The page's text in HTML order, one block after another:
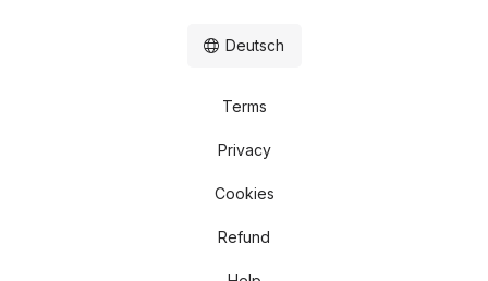
Terms
Privacy
Cookies
Refund
Deutsch